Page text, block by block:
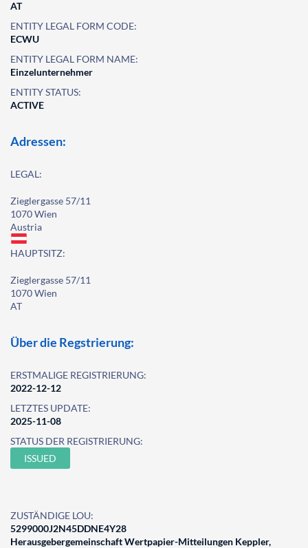
AT
ENTITY LEGAL FORM CODE:
ECWU
ENTITY LEGAL FORM NAME:
Einzelunternehmer
ENTITY STATUS:
ACTIVE
Adressen:
LEGAL:
Zieglergasse 57/11
1070 Wien
Austria
HAUPTSITZ:
Zieglergasse 57/11
1070 Wien
AT
Über die Regstrierung:
ERSTMALIGE REGISTRIERUNG:
2022-12-12
LETZTES UPDATE:
2025-11-08
STATUS DER REGISTRIERUNG:
ISSUED
ZUSTÄNDIGE LOU:
5299000J2N45DDNE4Y28
Herausgebergemeinschaft Wertpapier-Mitteilungen Keppler,